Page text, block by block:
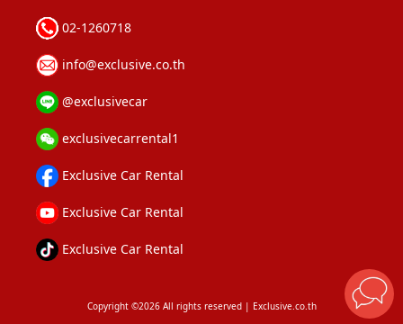
02-1260718
info@exclusive.co.th
@exclusivecar
exclusivecarrental1
Exclusive Car Rental
Exclusive Car Rental
Exclusive Car Rental
Copyright ©2026 All rights reserved | Exclusive.co.th